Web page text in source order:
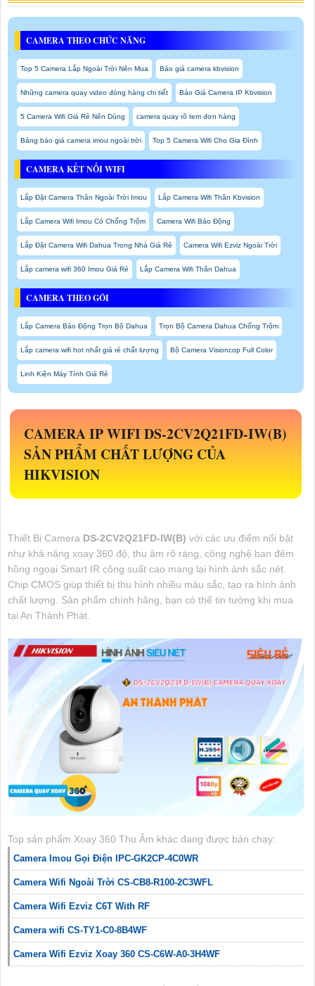
CAMERA THEO CHỨC NĂNG
Top 5 Camera Lắp Ngoài Trời Nên Mua Báo giá camera kbvision
Những camera quay video đóng hàng chi tiết Báo Giá Camera IP Kbvision
5 Camera Wifi Giá Rẻ Nên Dùng camera quay rõ tem đơn hàng
Bảng báo giá camera imou ngoài trời Top 5 Camera Wifi Cho Gia Đình
CAMERA KẾT NỐI WIFI
Lắp Đặt Camera Thân Ngoài Trời Imou Lắp Camera Wifi Thân Kbvision
Lắp Camera Wifi Imou Có Chống Trộm Camera Wifi Báo Động
Lắp Đặt Camera Wifi Dahua Trong Nhà Giá Rẻ Camera Wifi Ezviz Ngoài Trời
Lắp camera wifi 360 Imou Giá Rẻ Lắp Camera Wifi Thân Dahua
CAMERA THEO GÓI
Lắp Camera Báo Động Trọn Bộ Dahua Trọn Bộ Camera Dahua Chống Trộm
Lắp camera wifi hot nhất giá rẻ chất lượng Bộ Camera Visioncop Full Color
Linh Kiện Máy Tính Giá Rẻ
CAMERA IP WIFIDS-2CV2Q21FD-IW(B)
SẢN PHẨM CHẤT LƯỢNG CỦA
HIKVISION
Thiết Bị Camera DS-2CV2Q21FD-IW(B) với các ưu điểm nổi bật
như khả năng xoay 360 độ, thu âm rõ ràng, công nghệ ban đêm
hồng ngoại Smart IR công suất cao mang lại hình ảnh sắc nét.
Chip CMOS giúp thiết bị thu hình nhiều màu sắc, tạo ra hình ảnh
chất lượng. Sản phẩm chính hãng, bạn có thể tin tưởng khi mua
tại An Thành Phát.
Top sản phẩm Xoay 360 Thu Âm khác đang được bán chạy:
Camera Imou Gọi Điện IPC-GK2CP-4C0WR
Camera Wifi Ngoài Trời CS-CB8-R100-2C3WFL
Camera Wifi Ezviz C6T With RF
Camera wifi CS-TY1-C0-8B4WF
Camera Wifi Ezviz Xoay 360 CS-C6W-A0-3H4WF